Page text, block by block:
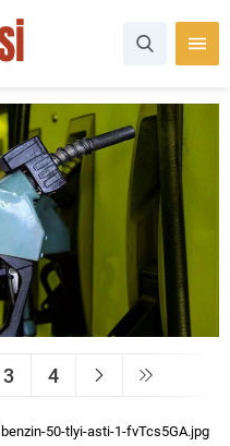
3 4
benzin-50-tlyi-asti-1-fvTcs5GA.jpg